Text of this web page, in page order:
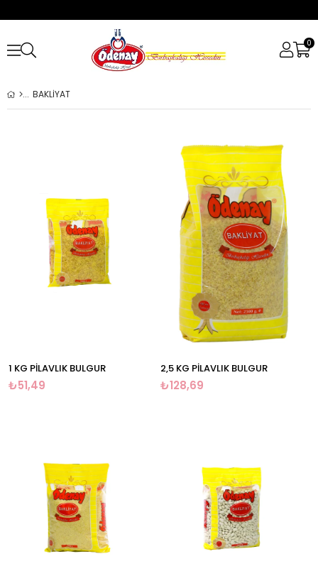
0
BAKLİYAT
1 KG PİLAVLIK BULGUR
₺51,49
2,5 KG PİLAVLIK BULGUR
₺128,69